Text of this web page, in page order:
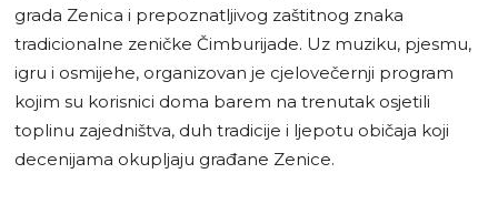
grada Zenica i prepoznatljivog zaštitnog znaka
tradicionalne zeničke Čimburijade. Uz muziku, pjesmu,
igru i osmijehe, organizovan je cjelovečernji program
kojim su korisnici doma barem na trenutak osjetili
toplinu zajedništva, duh tradicije i ljepotu običaja koji
decenijama okupljaju građane Zenice.